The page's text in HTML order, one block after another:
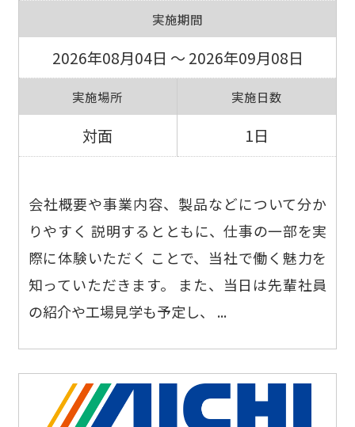
実施期間
2026年08月04日 ～ 2026年09月08日
実施場所
対面
実施日数
1日
会社概要や事業内容、製品などについて分か
りやすく 説明するとともに、仕事の一部を実
際に体験いただく ことで、当社で働く魅力を
知っていただきます。 また、当日は先輩社員
の紹介や工場見学も予定し、 ...